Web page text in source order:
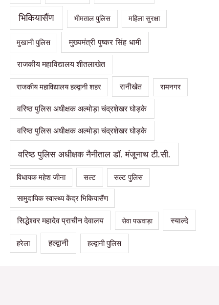
भिकियासैंण भीमताल पुलिस महिला सुरक्षा
मुखानी पुलिस मुख्यमंत्री पुष्कर सिंह धामी
राजकीय महाविद्यालय शीतलाखेत
राजकीय महाविद्यालय हल्द्वानी शहर रानीखेत रामनगर
वरिष्ठ पुलिस अधीक्षक अल्मोड़ा चंद्रशेखर घोड़के
वरिष्ठ पुलिस अधीक्षक अल्मोड़ा चंद्रशेखर घोड़के
वरिष्ठ पुलिस अधीक्षक नैनीताल डॉ. मंजूनाथ टी.सी.
विधायक महेश जीना सल्ट सल्ट पुलिस
सामुदायिक स्वास्थ्य केंद्र भिकियासैंण
सिद्धेश्वर महादेव प्राचीन देवालय सेवा पखवाड़ा स्याल्दे
हरेला हल्द्वानी हल्द्वानी पुलिस